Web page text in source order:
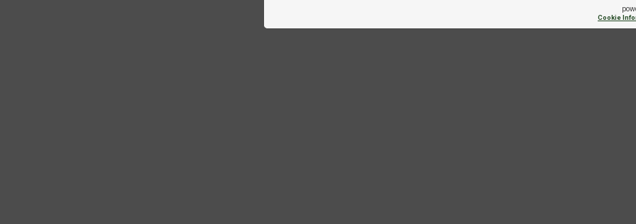
Cookie